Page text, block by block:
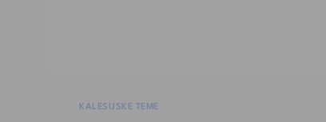
KALESIJSKE TEME